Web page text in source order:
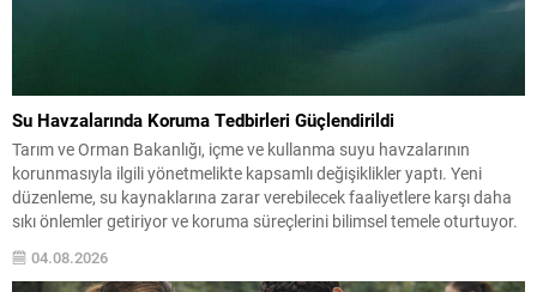
Su Havzalarında Koruma Tedbirleri Güçlendirildi
Tarım ve Orman Bakanlığı, içme ve kullanma suyu havzalarının
korunmasıyla ilgili yönetmelikte kapsamlı değişiklikler yaptı. Yeni
düzenleme, su kaynaklarına zarar verebilecek faaliyetlere karşı daha
sıkı önlemler getiriyor ve koruma süreçlerini bilimsel temele oturtuyor.
önlenmesi için ilgili kurumlar gerekli tedbirleri almakla yükümlü
04.08.2026